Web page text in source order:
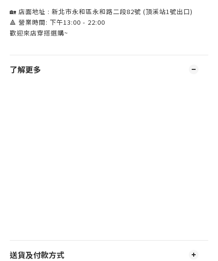
🏡 店面地址 : 新北市永和區永和路二段82號 (頂溪站1號出口)
🔺 營業時間: 下午13:00 - 22:00
歡迎來店穿搭選購~
了解更多
送貨及付款方式